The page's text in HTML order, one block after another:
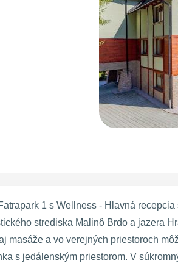
1 s Wellness - Hlavná
strediska Malinô Brdo a jazera
masáže a vo verejných priestoroch
s jedálenským priestorom. V